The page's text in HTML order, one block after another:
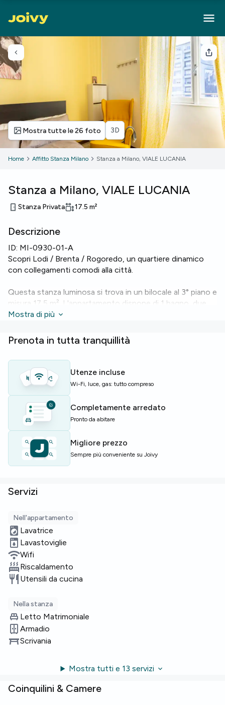
Torna indietro
Mostra tutte le 26 foto 3D
Home Affitto Stanza Milano Stanza a Milano, VIALE LUCANIA
Stanza a Milano, VIALE LUCANIA
Stanza Privata 17.5 m²
Descrizione
ID: MI-0930-01-A
Scopri Lodi / Brenta / Rogoredo, un quartiere dinamico
con collegamenti comodi alla città.
Questa stanza luminosa si trova in un bilocale al 3° piano e
misura 17,5 m². L'appartamento dispone di 1 bagno, due
posti letto e una cucina attrezzata con
riscaldamento centrale per comfort e connessione.
Lo stabile è dotato di
comodo al piano.
Perfetta per studenti o giovani professionisti in cerca di
una soluzione pratica e attrezzata vicino ai servizi.
Posti limitati — richiedi informazioni ora!
Mostra di più
Prenota in tutta tranquillità
Utenze incluse
Wi-Fi, luce, gas: tutto compreso
Completamente arredato
Pronto da abitare
Migliore prezzo
Sempre più conveniente su Joivy
Servizi
Nell'appartamento
Lavatrice
Lavastoviglie
Wifi
Riscaldamento
Utensili da cucina
Nella stanza
Letto Matrimoniale
Armadio
Scrivania
Mostra tutti e 13 servizi
Coinquilini & Camere